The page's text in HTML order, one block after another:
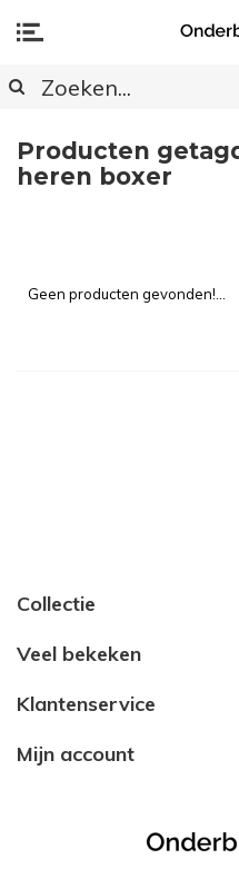
Producten
heren boxer
Geen producten gevonden!...
Collectie
Veel bekeken
Klantenservice
Mijn account